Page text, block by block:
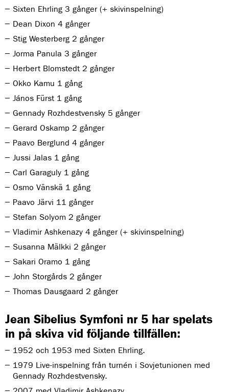
Sixten Ehrling 3 gånger (+ skivinspelning)
Dean Dixon 4 gånger
Stig Westerberg 2 gånger
Jorma Panula 3 gånger
Herbert Blomstedt 2 gånger
Okko Kamu 1 gång
János Fürst 1 gång
Gennady Rozhdestvensky 5 gånger
Gerard Oskamp 2 gånger
Paavo Berglund 4 gånger
Jussi Jalas 1 gång
Carl Garaguly 1 gång
Osmo Vänskä 1 gång
Paavo Järvi 11 gånger
Stefan Solyom 2 gånger
Vladimir Ashkenazy 4 gånger (+ skivinspelning)
Susanna Mälkki 2 gånger
Sakari Oramo 1 gång
John Storgårds 2 gånger
Thomas Dausgaard 2 gånger
Jean Sibelius Symfoni nr 5 har spelats
in på skiva vid följande tillfällen:
1952 och 1953 med Sixten Ehrling.
1979 Live-inspelning från turnén i Sovjetunionen med
Gennady Rozhdestvensky.